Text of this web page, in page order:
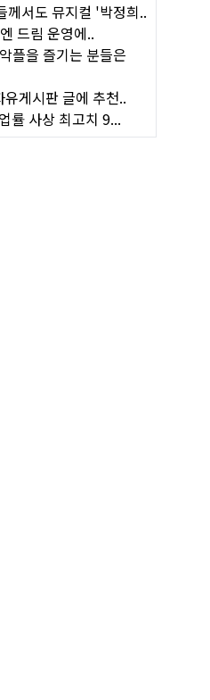
께서도 뮤지컬 '박정희..
드림 운영에..
플을 즐기는 분들은
유게시판 글에 추천..
률 사상 최고치 9...